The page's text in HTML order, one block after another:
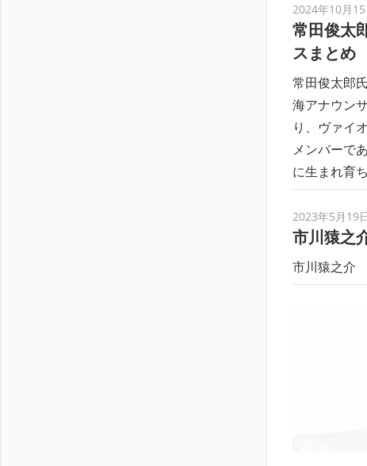
2024年10月15
常田俊太
スまとめ
常田俊太郎
海アナウン
り、ヴァイ
メンバーで
に生まれ育
2023年5月19
市川猿之
市川猿之介